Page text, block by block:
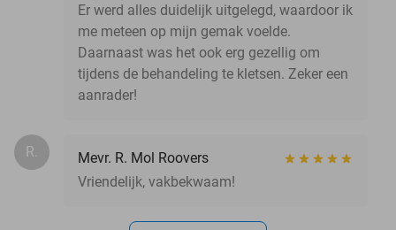
Er werd alles duidelijk uitgelegd, waardoor ik
me meteen op mijn gemak voelde.
Daarnaast was het ook erg gezellig om
tijdens de behandeling te kletsen. Zeker een
aanrader!
R.
Mevr. R. Mol Roovers
Vriendelijk, vakbekwaam!